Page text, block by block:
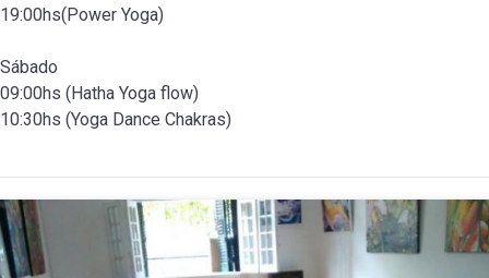
19:00hs(Power Yoga)
Sábado
09:00hs (Hatha Yoga flow)
10:30hs (Yoga Dance Chakras)